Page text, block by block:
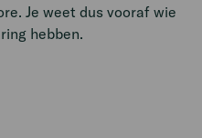
Je weet dus vooraf wie
hebben.